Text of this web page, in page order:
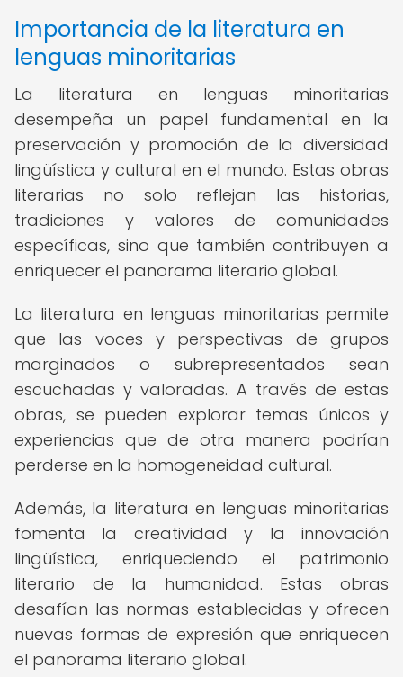
Importancia de la literatura en
lenguas minoritarias
La literatura en lenguas minoritarias
desempeña un papel fundamental en la
preservación y promoción de la diversidad
lingüística y cultural en el mundo. Estas obras
literarias no solo reflejan las historias,
tradiciones y valores de comunidades
específicas, sino que también contribuyen a
enriquecer el panorama literario global.
La literatura en lenguas minoritarias permite
que las voces y perspectivas de grupos
marginados o subrepresentados sean
escuchadas y valoradas. A través de estas
obras, se pueden explorar temas únicos y
experiencias que de otra manera podrían
perderse en la homogeneidad cultural.
Además, la literatura en lenguas minoritarias
fomenta la creatividad y la innovación
lingüística, enriqueciendo el patrimonio
literario de la humanidad. Estas obras
desafían las normas establecidas y ofrecen
nuevas formas de expresión que enriquecen
el panorama literario global.